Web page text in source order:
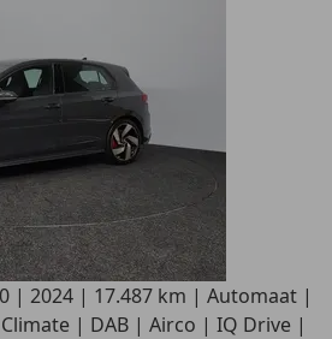
| 2024 | 17.487 km | Automaat |
| DAB | Airco | IQ Drive |